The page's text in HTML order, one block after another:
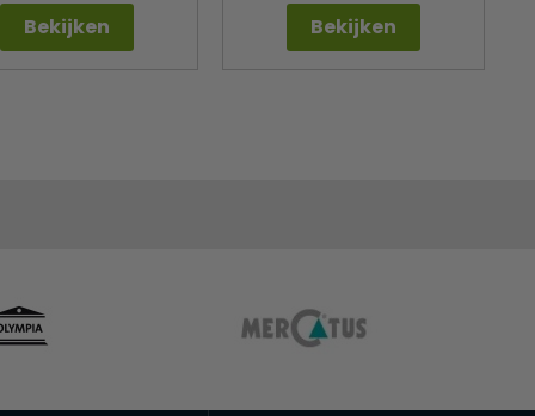
Bekijken
Bekijken